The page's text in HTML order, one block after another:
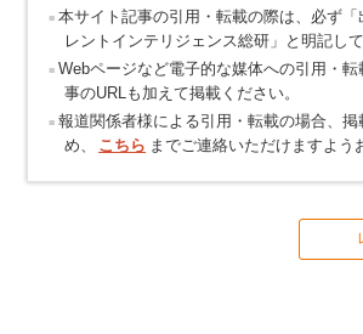
本サイト記事の引用・転載の際は、必ず「
レントインテリジェンス総研」と明記し
Webページなど電子的な媒体への引用・
事のURLも加えて掲載ください。
報道関係者様による引用・転載の場合、掲
め、
こちら までご連絡いただけますよう